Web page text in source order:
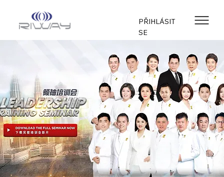
PŘIHLÁSIT
SE